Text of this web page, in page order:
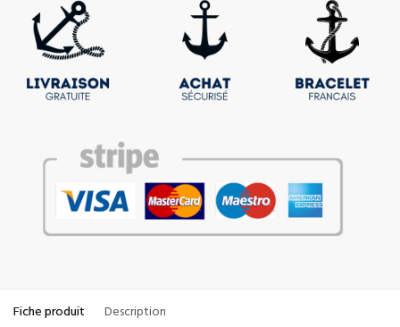
Fiche produit Description